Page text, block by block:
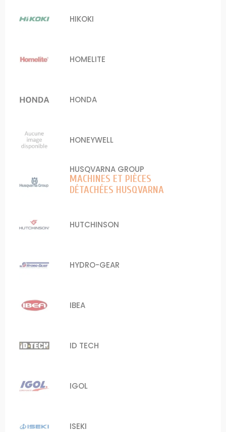
HIKOKI
HOMELITE
HONDA
HONEYWELL
HUSQVARNA GROUP
MACHINES ET PIÈCES
DÉTACHÉES HUSQVARNA
HUTCHINSON
HYDRO-GEAR
IBEA
ID TECH
IGOL
ISEKI